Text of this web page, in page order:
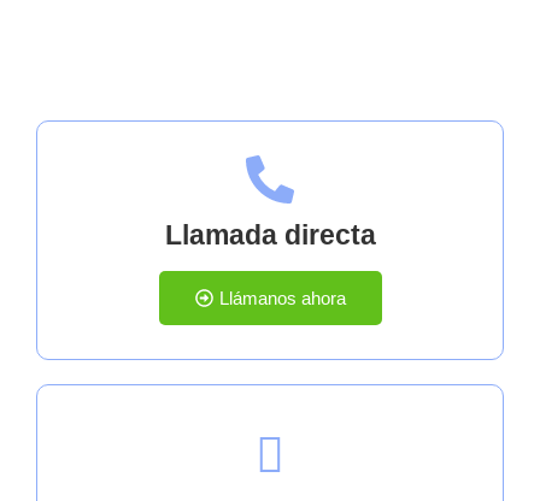
Llamada directa
Llámanos ahora